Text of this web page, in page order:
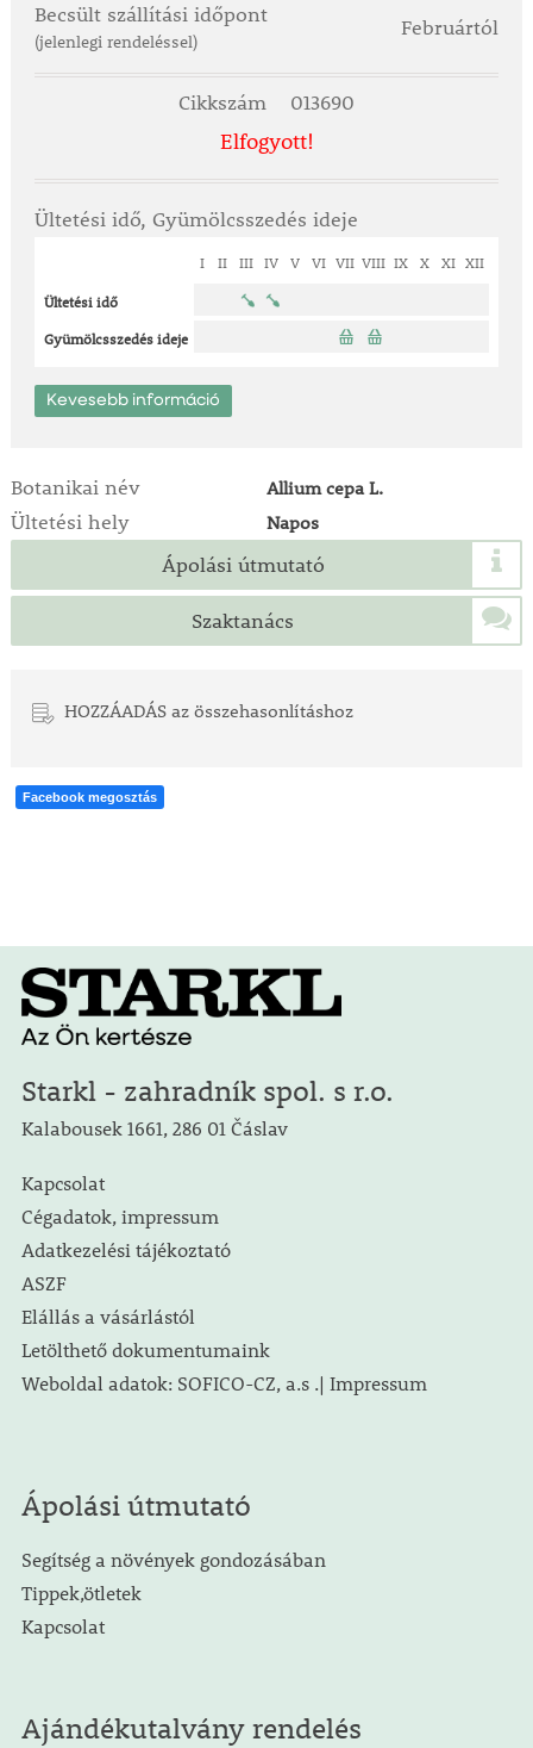
Becsült szállítási időpont
(jelenlegi rendeléssel)
Februártól
Cikkszám 013690
Elfogyott!
Ültetési idő, Gyümölcsszedés ideje
I II III IV V VI VII VIII IX X XI XII
Ültetési idő
Gyümölcsszedés ideje
Kevesebb információ
Botanikai név Allium cepa L.
Ültetési hely Napos
Ápolási útmutató
Szaktanács
HOZZÁADÁS az összehasonlításhoz
Facebook megosztás
Starkl - zahradník spol. s r.o.
Kalabousek 1661, 286 01 Čáslav
Kapcsolat
Cégadatok, impressum
Adatkezelési tájékoztató
ASZF
Elállás a vásárlástól
Letölthető dokumentumaink
Weboldal adatok: SOFICO-CZ, a.s .| Impressum
Ápolási útmutató
Segítség a növények gondozásában
Tippek,ötletek
Kapcsolat
Ajándékutalvány rendelés